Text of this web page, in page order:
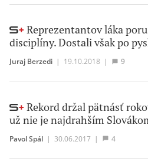
Reprezentantov láka
disciplíny. Dostali však po
Juraj Berzedi | 19.10.2018 | 9
Rekord držal pätnásť
už nie je najdrahším
Pavol Spál | 30.06.2017 | 4